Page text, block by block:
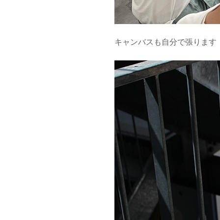
キャンバスも自分で張ります